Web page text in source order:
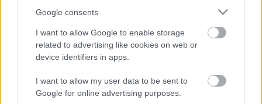
Google consents
I want to allow Google to enable storage
related to advertising like cookies on web or
device identifiers in apps.
I want to allow my user data to be sent to
Google for online advertising purposes.
tehetik helyspecifikussá és egyben aktuálissá a
bemutatót.
A bennünket körülvevő környezet és az abból
önmagunkra, az elkövetett bűn és az azzal való
együttélés lehetősége, Csáth világának megértése,